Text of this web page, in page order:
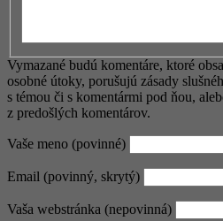
Vymazané budú komentáre, ktoré
osobné útoky, porušujú zásady
s témou či s komentármi pod ňou,
z predošlých komentárov.
Vaše meno (povinné)
Email (povinný, skrytý)
Vaša webstránka (nepovinná)